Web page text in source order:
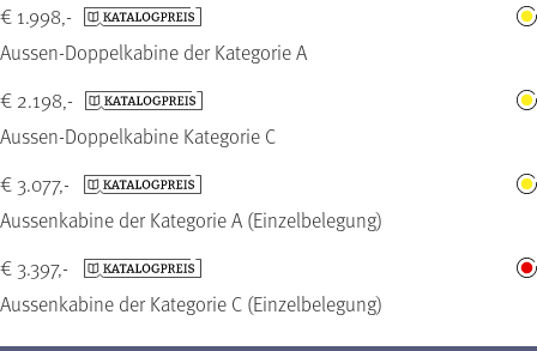
Aussen-Doppelkabine der Kategorie A
€ 1.998,-
Aussen-Doppelkabine Kategorie C
€ 2.198,-
Aussenkabine der Kategorie A (Einzelbelegung)
€ 3.077,-
Aussenkabine der Kategorie C (Einzelbelegung)
€ 3.397,-